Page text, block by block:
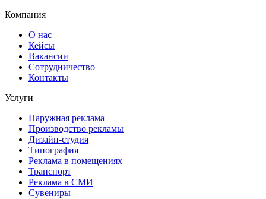
Компания
О нас
Кейсы
Вакансии
Сотрудничество
Контакты
Услуги
Наружная реклама
Производство рекламы
Дизайн-студия
Типография
Реклама в помещениях
Транспорт
Реклама в СМИ
Сувениры